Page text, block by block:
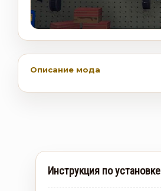
Описание мода
Инструкция по установке